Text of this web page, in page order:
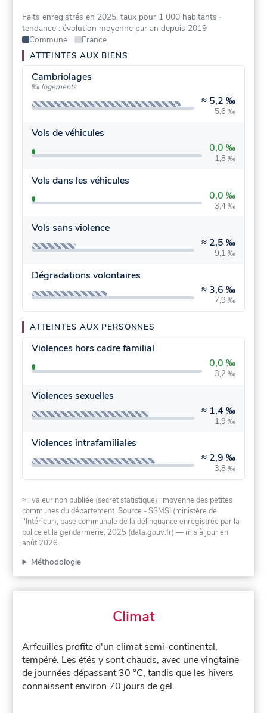
Faits enregistrés en 2025, taux pour 1 000 habitants ·
tendance : évolution moyenne par an depuis 2019
Commune
France
ATTEINTES AUX BIENS
Cambriolages
‰ logements
≈ 5,2 ‰
5,6 ‰
Vols de véhicules
0,0 ‰
1,8 ‰
Vols dans les véhicules
0,0 ‰
3,4 ‰
Vols sans violence
≈ 2,5 ‰
9,1 ‰
Dégradations volontaires
≈ 3,6 ‰
7,9 ‰
ATTEINTES AUX PERSONNES
Violences hors cadre familial
0,0 ‰
3,2 ‰
Violences sexuelles
≈ 1,4 ‰
1,9 ‰
Violences intrafamiliales
≈ 2,9 ‰
3,8 ‰
≈ : valeur non publiée (secret statistique) : moyenne des petites
communes du département.Source - SSMSI (ministère de
l'Intérieur), base communale de la délinquance enregistrée par la
police et la gendarmerie, 2025 (data.gouv.fr) — mis à jour en
août 2026.
Méthodologie
Climat
Arfeuilles profite d'un climat semi-continental,
tempéré. Les étés y sont chauds, avec une vingtaine
de journées dépassant 30 °C, tandis que les hivers
connaissent environ 70 jours de gel.